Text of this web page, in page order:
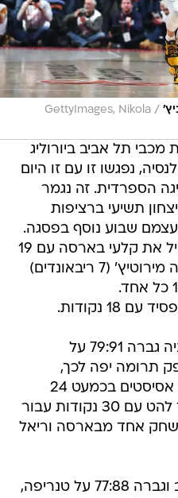
/
GettyImages, Nikola
תל אביב ביורוליג
נפגשו זו עם זו היום
המחזור ה-19 בליגה הספרדית. זה נגמר
תשיעי ברציפות
שבוע נוסף בפסגה.
ניקולאס לאפרוביטולה הוביל את קלעי בארסה עם 19
נקודות ו-5 אסיסטים, ניקולה מירוטיץ' (7 ריבאונדים)
נקודות.
עוד הערב בספרד, באסקוניה גברה 79:91 על
תרומה יפה לכך,
כשקלע 13 נקודות וחילק 4 אסיסטים בכמעט 24
דקות משחק. מאט הווארד להט עם 30 נקודות עבור
אחד מבארסה וריאל
ריאל שיחקה בעצמה הערב וגברה 77:88 על טנריפה,